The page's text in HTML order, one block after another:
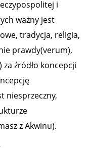
i
ważny jest
tradycja, religia,
prawdy(verum),
źródło koncepcji
niesprzeczny,
z Akwinu).